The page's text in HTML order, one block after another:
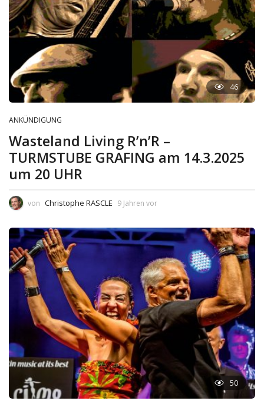
46
ANKÜNDIGUNG
Wasteland Living R’n’R –
TURMSTUBE GRAFING am 14.3.2025
um 20 UHR
von Christophe RASCLE 9 Jahren vor
50